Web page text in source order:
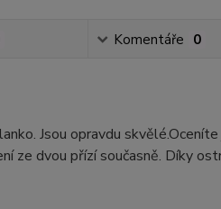
Komentáře 0
Jsou opravdu
ze dvou přízí současně. Díky